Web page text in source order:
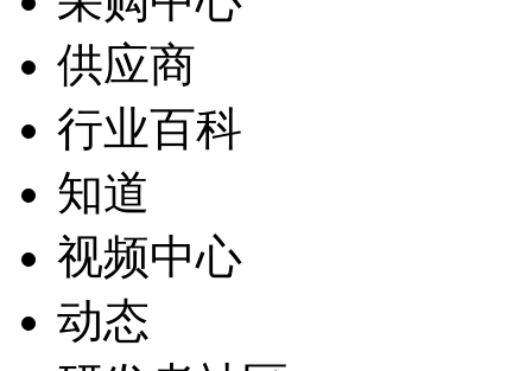
供应商
行业百科
知道
视频中心
动态